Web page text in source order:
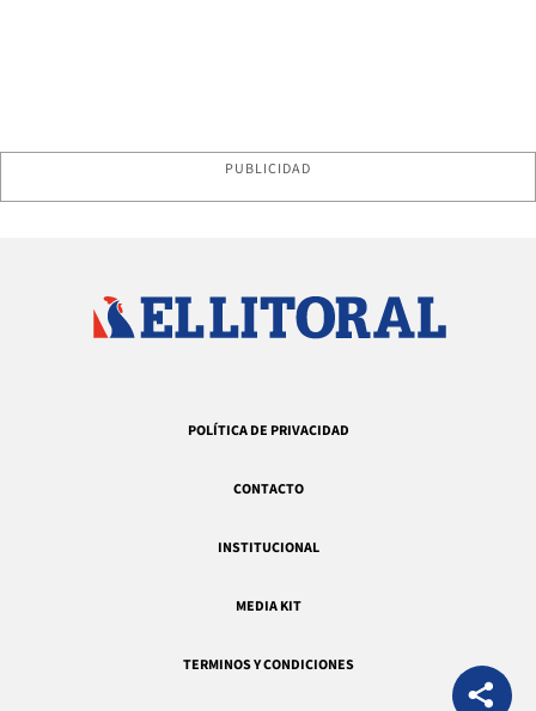
PUBLICIDAD
POLÍTICA DE PRIVACIDAD
CONTACTO
INSTITUCIONAL
MEDIA KIT
TERMINOS Y CONDICIONES